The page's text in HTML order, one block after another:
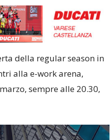
della regular season in
alla e-work arena,
sempre alle 20.30,